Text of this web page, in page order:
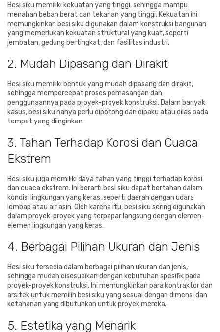
Besi siku memiliki kekuatan yang tinggi, sehingga mampu
menahan beban berat dan tekanan yang tinggi. Kekuatan ini
memungkinkan besi siku digunakan dalam konstruksi bangunan
yang memerlukan kekuatan struktural yang kuat, seperti
jembatan, gedung bertingkat, dan fasilitas industri.
2. Mudah Dipasang dan Dirakit
Besi siku memiliki bentuk yang mudah dipasang dan dirakit,
sehingga mempercepat proses pemasangan dan
penggunaannya pada proyek-proyek konstruksi. Dalam banyak
kasus, besi siku hanya perlu dipotong dan dipaku atau dilas pada
tempat yang diinginkan.
3. Tahan Terhadap Korosi dan Cuaca
Ekstrem
Besi siku juga memiliki daya tahan yang tinggi terhadap korosi
dan cuaca ekstrem. Ini berarti besi siku dapat bertahan dalam
kondisi lingkungan yang keras, seperti daerah dengan udara
lembap atau air asin. Oleh karena itu, besi siku sering digunakan
dalam proyek-proyek yang terpapar langsung dengan elemen-
elemen lingkungan yang keras.
4. Berbagai Pilihan Ukuran dan Jenis
Besi siku tersedia dalam berbagai pilihan ukuran dan jenis,
sehingga mudah disesuaikan dengan kebutuhan spesifik pada
proyek-proyek konstruksi. Ini memungkinkan para kontraktor dan
arsitek untuk memilih besi siku yang sesuai dengan dimensi dan
ketahanan yang dibutuhkan untuk proyek mereka.
5. Estetika yang Menarik